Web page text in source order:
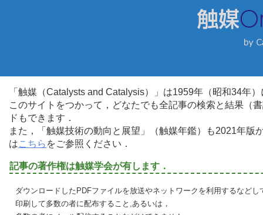
「触媒（Catalysts and Catalysis）」は1959年（昭和34年
このサイトをつかって，どなたでも全記事の検索と結果（
ドもできます．
また，「触媒技術の動向と展望」（触媒年鑑）も2021年
はこちら をご参照ください．
記事の著作権は触媒学会が有します．
ダウンロードしたPDFファイルを放送やネットワークを利用するなど
印刷して多数の者に配布すること,あるいは，